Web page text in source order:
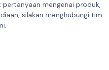
mengenai produk,
silakan menghubungi tim